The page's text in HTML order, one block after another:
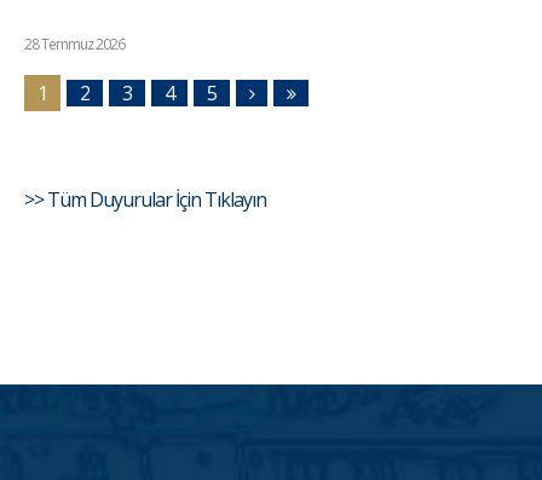
28 Temmuz 2026
1 2 3 4 5
>> Tüm Duyurular İçin Tıklayın